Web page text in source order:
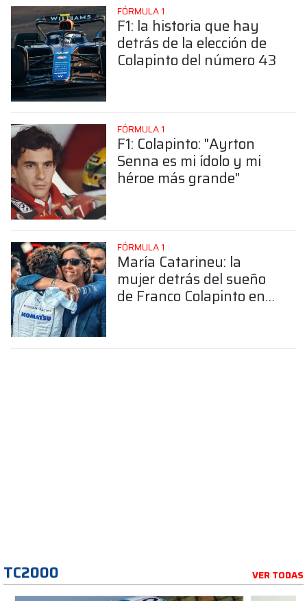
FÓRMULA 1
F1: la historia que hay
detrás de la elección de
Colapinto del número 43
FÓRMULA 1
F1: Colapinto: "Ayrton
Senna es mi ídolo y mi
héroe más grande"
FÓRMULA 1
María Catarineu: la
mujer detrás del sueño
de Franco Colapinto en
TC2000 VER TODAS